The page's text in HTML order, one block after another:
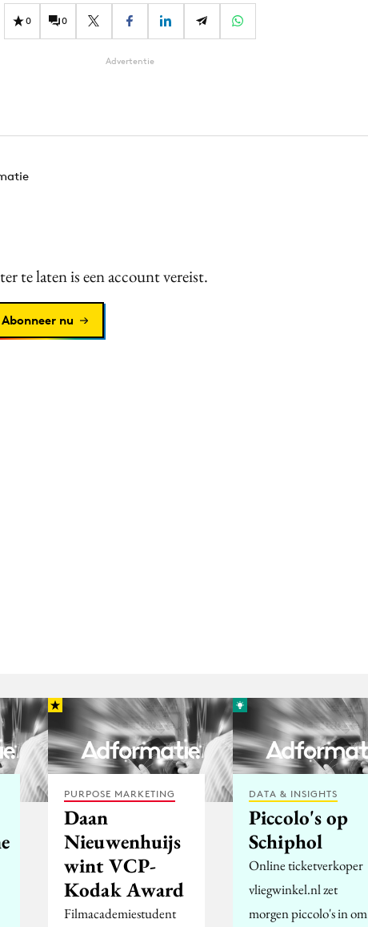
0 0
Advertentie
te laten is een account vereist.
Abonneer nu
PURPOSE MARKETING
Daan
Nieuwenhuijs
wint VCP-
Kodak Award
Filmacademiestudent
DATA & INSIGHTS
Piccolo's op
Schiphol
Online ticketverkoper
vliegwinkel.nl zet
morgen piccolo's in om